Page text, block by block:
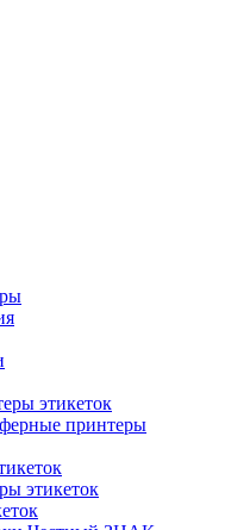
этикеток
принтеры
этикеток